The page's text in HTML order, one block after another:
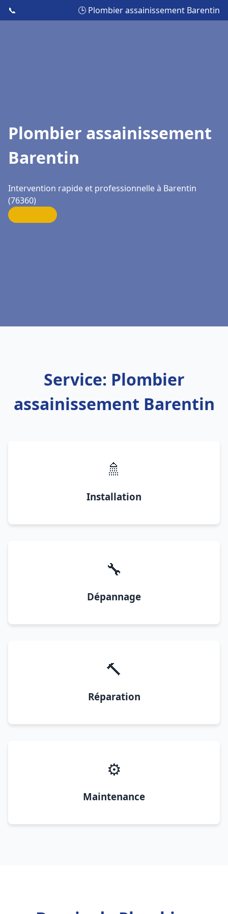
📞 🕒 Plombier assainissement Barentin
Plombier assainissement
Barentin
Intervention rapide et professionnelle à Barentin
(76360)
Service: Plombier
assainissement Barentin
🚿
Installation
🔧
Dépannage
🔨
Réparation
⚙️
Maintenance